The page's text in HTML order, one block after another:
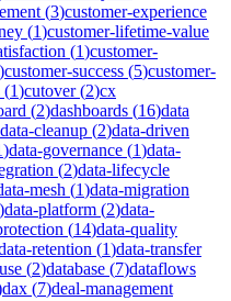
(3)customer-experience
(1)customer-lifetime-value
(1)customer-
)customer-success (5)customer-
(1)cutover(2)cx
(2)dashboards (16)data
data-cleanup (2)data-driven
)data-governance (1)data-
(2)data-lifecycle
mesh (1)data-migration
)data-platform (2)data-
(14)data-quality
retention (1)data-transfer
(2)database (7)dataflows
dax (7)deal-management